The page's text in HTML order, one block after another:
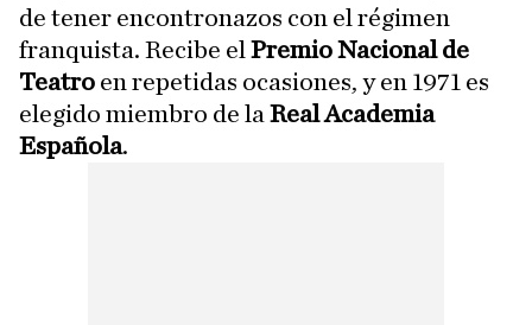
de tener encontronazos con el régimen
franquista. Recibe el Premio Nacional de
Teatro en repetidas ocasiones, y en 1971 es
elegido miembro de la Real Academia
Española.